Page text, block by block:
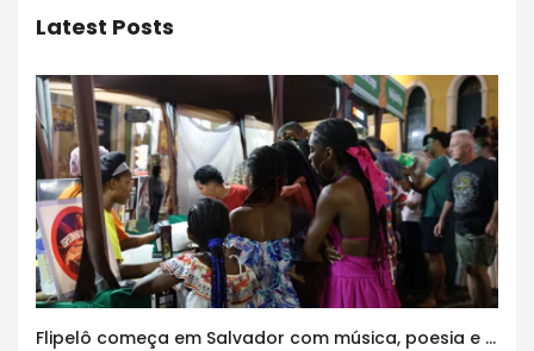
Latest Posts
Flipelô começa em Salvador com música, poesia e grande participação